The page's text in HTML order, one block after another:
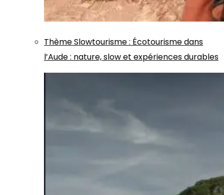
ThèmeSlowtourisme: Écotourisme dans
l’Aude : nature, slow et expériences durables